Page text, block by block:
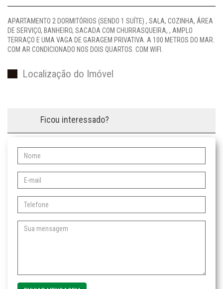
APARTAMENTO 2 DORMITÓRIOS (SENDO 1 SUÍTE) , SALA, COZINHA, ÁREA
DE SERVIÇO, BANHEIRO, SACADA COM CHURRASQUEIRA, , AMPLO
TERRAÇO E UMA VAGA DE GARAGEM PRIVATIVA. A 100 METROS DO MAR.
COM AR CONDICIONADO NOS DOIS QUARTOS. COM WIFI.
Localização do Imóvel
Ficou interessado?